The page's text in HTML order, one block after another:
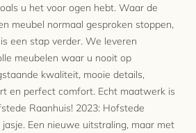
u het voor ogen hebt. Waar de
meubel normaal gesproken stoppen,
een stap verder. We leveren
meubelen waar u nooit op
kwaliteit, mooie details,
en perfect comfort. Echt maatwerk is
Raanhuis! 2023: Hofstede
Een nieuwe uitstraling, maar met